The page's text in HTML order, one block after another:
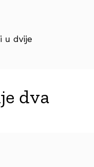
u dvije
dva